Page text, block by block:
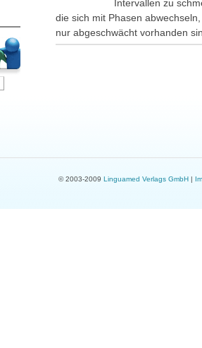
Intervallen zu
die sich mit Phasen
nur abgeschwächt vorhanden
© 2003-2009 Linguamed Verlags GmbH|